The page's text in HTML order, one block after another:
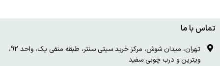
تماس با ما
تهران، میدان شوش، مرکز خرید سیتی سنتر، طبقه منفی یک، واحد 92،
ویترین و درب چوبی سفید